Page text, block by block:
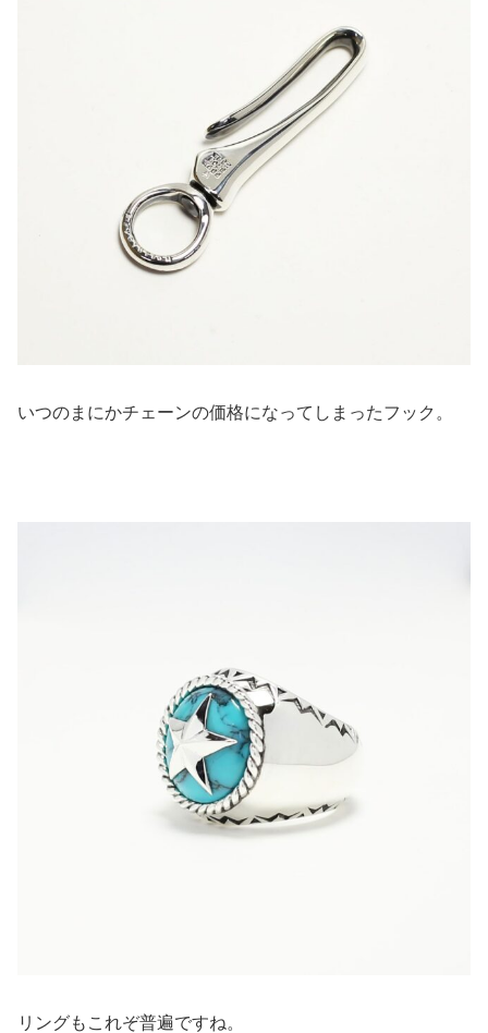
いつのまにかチェーンの価格になってしまったフック。
リングもこれぞ普遍ですね。